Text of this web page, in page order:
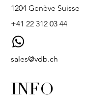
1204 Genève Suisse
+41 22 312 03 44
sales@vdb.ch
INFO